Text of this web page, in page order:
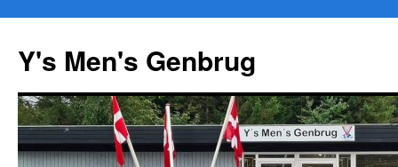
Y's Men's Genbrug